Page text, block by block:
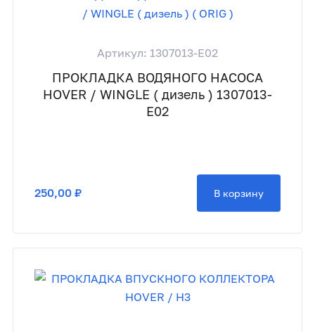
Артикул: 1307013-E02
ПРОКЛАДКА ВОДЯНОГО НАСОСА
HOVER / WINGLE ( дизель ) 1307013-
E02
250,00 ₽ В корзину